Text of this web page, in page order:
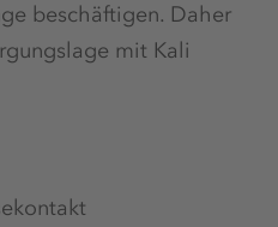
beschäftigen. Daher
mit Kali